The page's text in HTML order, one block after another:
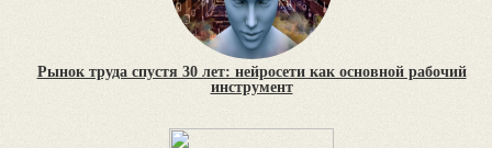
Рынок труда спустя 30 лет: нейросети как основной рабочий
инструмент